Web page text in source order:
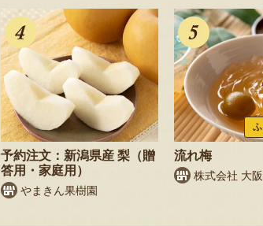
予約注文：新潟県産 梨（贈
答用・家庭用）
やまきん果樹園
流れ梅
株式会社 大